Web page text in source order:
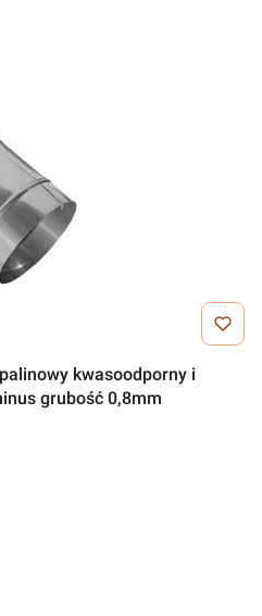
kwasoodporny i
grubość 0,8mm